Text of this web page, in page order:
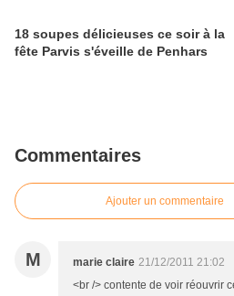
18 soupes délicieuses ce soir à la
fête Parvis s'éveille de Penhars
Commentaires
Ajouter un commentaire
M marie claire 21/12/2011 21:02
<br /> contente de voir réouvrir